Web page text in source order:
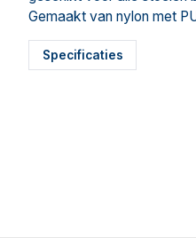
Gemaakt van nylon met
Specificaties